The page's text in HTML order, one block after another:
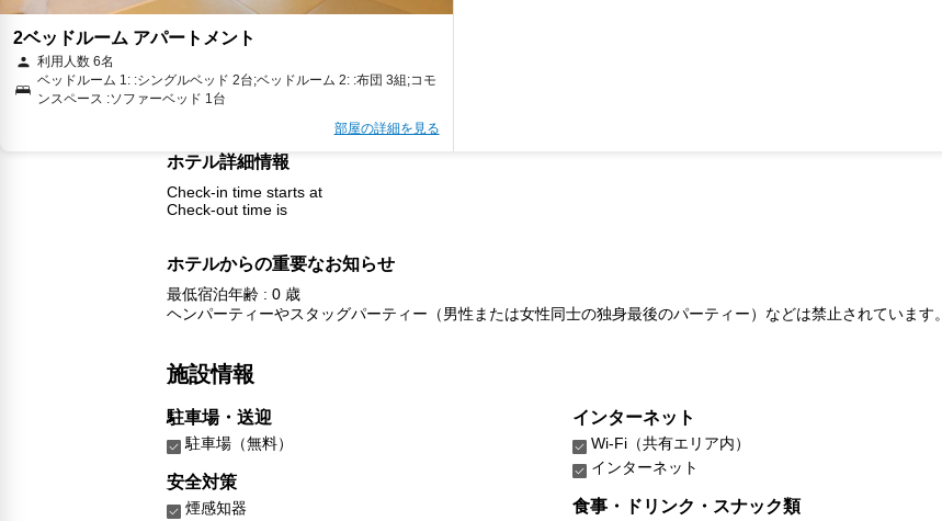
2ベッドルーム アパートメント
利用人数 6名
ベッドルーム 1: :シングルベッド 2台;ベッドルーム 2: :布団 3組;コモ
ンスペース :ソファーベッド 1台
部屋の詳細を見る
ホテル詳細情報
Check-in time starts at
Check-out time is
ホテルからの重要なお知らせ
最低宿泊年齢 : 0 歳
ヘンパーティーやスタッグパーティー（男性または女性同士の独身最後のパーティー）などは禁止されています。
施設情報
駐車場・送迎
駐車場（無料）
安全対策
煙感知器
インターネット
Wi-Fi（共有エリア内）
インターネット
食事・ドリンク・スナック類